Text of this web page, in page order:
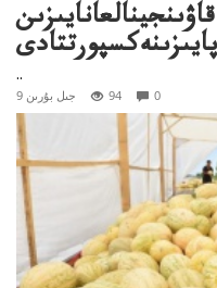
..
9 جىل بۇرىن 94 0